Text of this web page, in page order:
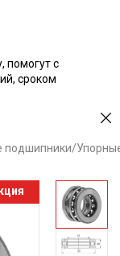
помогут с
сроком
подшипники/